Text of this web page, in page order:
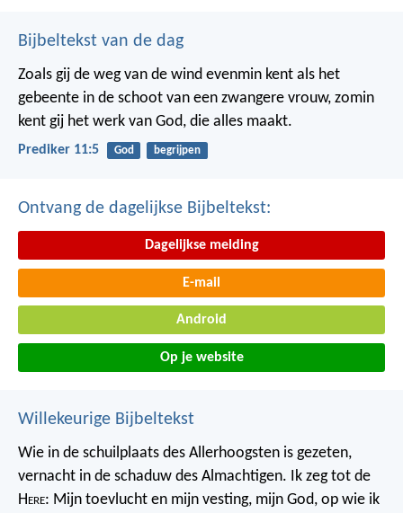
Bijbeltekst van de dag
Zoals gij de weg van de wind evenmin kent als het
gebeente in de schoot van een zwangere vrouw, zomin
kent gij het werk van God, die alles maakt.
Prediker 11:5 God begrijpen
Ontvang de dagelijkse Bijbeltekst:
Dagelijkse melding
E-mail
Android
Op je website
Willekeurige Bijbeltekst
Wie in de schuilplaats des Allerhoogsten is gezeten,
vernacht in de schaduw des Almachtigen. Ik zeg tot de
Here: Mijn toevlucht en mijn vesting, mijn God, op wie ik